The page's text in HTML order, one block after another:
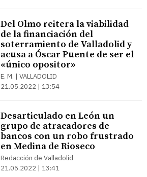
Del Olmo reitera la viabilidad
de la financiación del
soterramiento de Valladolid y
acusa a Óscar Puente de ser el
«único opositor»
E. M. | VALLADOLID
21.05.2022 | 13:54
Desarticulado en León un
grupo de atracadores de
bancos con un robo frustrado
en Medina de Rioseco
Redacción de Valladolid
21.05.2022 | 13:41